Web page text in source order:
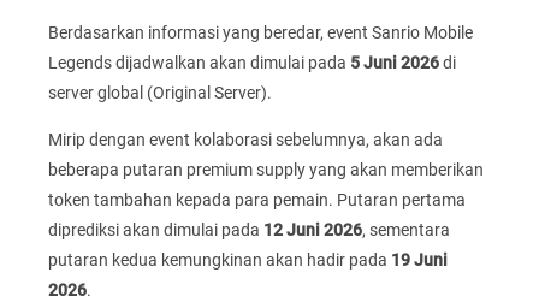
Berdasarkan informasi yang beredar, event Sanrio Mobile
Legends dijadwalkan akan dimulai pada 5 Juni 2026di
server global (Original Server).
Mirip dengan event kolaborasi sebelumnya, akan ada
beberapa putaran premium supply yang akan memberikan
token tambahan kepada para pemain. Putaran pertama
diprediksi akan dimulai pada 12 Juni 2026, sementara
putaran kedua kemungkinan akan hadir pada 19 Juni
2026.